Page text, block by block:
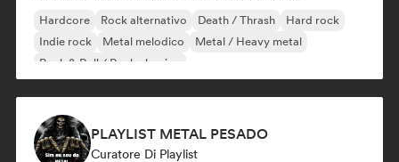
Hardcore Rock alternativo Death / Thrash
Hard rock
Indie rock
Metal melodico
Metal / Heavy metal
Rock & Roll / Rock classico
PLAYLIST METAL PESADO
Curatore Di Playlist